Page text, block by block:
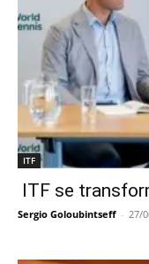
ITF
ITF se
Sergio Goloubintseff - 27/